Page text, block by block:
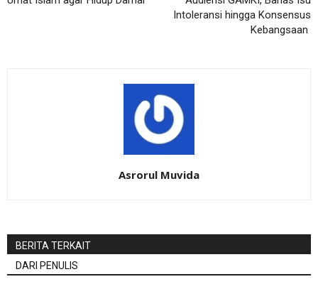
Intoleransi hingga Konsensus
Kebangsaan
Asrorul Muvida
BERITA TERKAIT
DARI PENULIS